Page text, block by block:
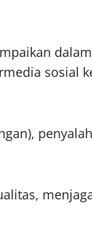
sosial